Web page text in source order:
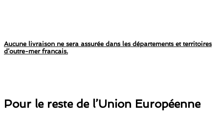
Aucune livraison ne sera assurée dans les départements et territoires
d’outre-mer francais.
Pour le reste de l’Union Européenne